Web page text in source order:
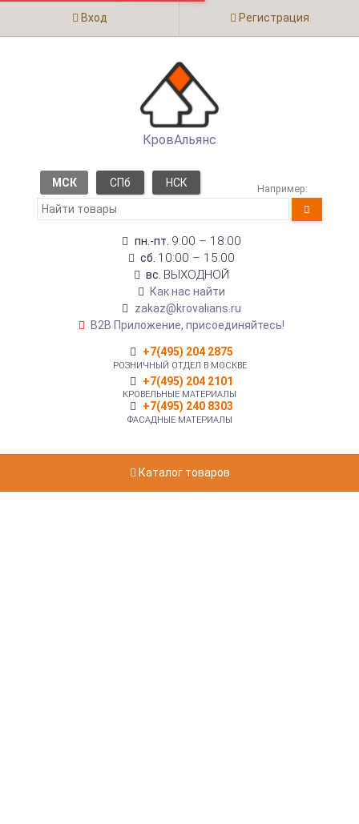
Вход Регистрация
КровАльянс
МСК СПб НСК Например:
пн.-пт. 9:00 – 18:00
сб. 10:00 – 15:00
вс. ВЫХОДНОЙ
Как нас найти
zakaz@krovalians.ru
B2B Приложение, присоединяйтесь!
+7(495) 204 2875
РОЗНИЧНЫЙ ОТДЕЛ В МОСКВЕ
+7(495) 204 2101
КРОВЕЛЬНЫЕ МАТЕРИАЛЫ
+7(495) 240 8303
ФАСАДНЫЕ МАТЕРИАЛЫ
Каталог товаров